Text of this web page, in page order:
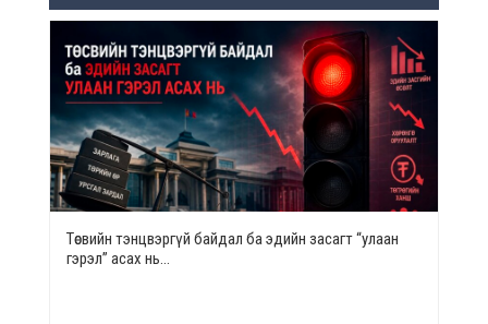
Төсвийн тэнцвэргүй байдал ба эдийн засагт “улаан
гэрэл” асах нь…